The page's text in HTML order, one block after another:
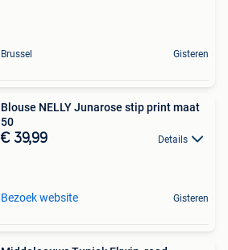
Brussel Gisteren
Blouse NELLY Junarose stip print maat
50
€ 39,99 Details
Bezoek website Gisteren